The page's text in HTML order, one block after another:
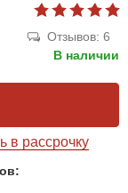
Отзывов: 6
В наличии
в рассрочку